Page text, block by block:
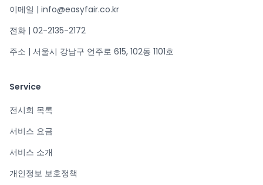
이메일 | info@easyfair.co.kr
전화 | 02-2135-2172
주소 | 서울시 강남구 언주로 615, 102동 1101호
Service
전시회 목록
서비스 요금
서비스 소개
개인정보 보호정책